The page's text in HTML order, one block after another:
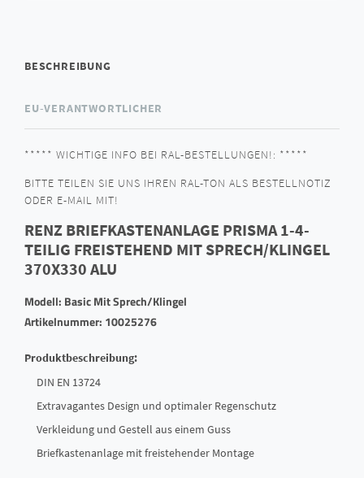
BESCHREIBUNG
EU-VERANTWORTLICHER
***** WICHTIGE INFO BEI RAL-BESTELLUNGEN!: *****
BITTE TEILEN SIE UNS IHREN RAL-TON ALS BESTELLNOTIZ
ODER E-MAIL MIT!
RENZ BRIEFKASTENANLAGE PRISMA 1-4-
TEILIG FREISTEHEND MIT SPRECH/KLINGEL
370X330 ALU
Modell: Basic Mit Sprech/Klingel
Artikelnummer: 10025276
Produktbeschreibung:
DIN EN 13724
Extravagantes Design und optimaler Regenschutz
Verkleidung und Gestell aus einem Guss
Briefkastenanlage mit freistehender Montage